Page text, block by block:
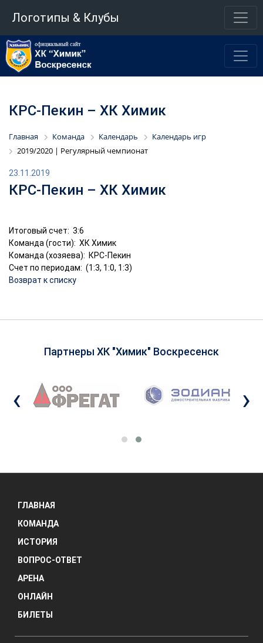
Логотипы & Клубы
КРС-Пекин – ХК Химик
Главная Команда Календарь
Календарь игр
2019/2020 | Регулярный чемпионат
23.11.2019
КРС-Пекин – ХК Химик
Итоговый счет: 3:6
Команда (гости): ХК Химик
Команда (хозяева): КРС-Пекин
Счет по периодам: (1:3, 1:0, 1:3)
Возврат к списку
Партнеры ХК "Химик" Воскресенск
‹ ›
ГЛАВНАЯ
КОМАНДА
ИСТОРИЯ
ВОПРОС-ОТВЕТ
АРЕНА
ОНЛАЙН
БИЛЕТЫ